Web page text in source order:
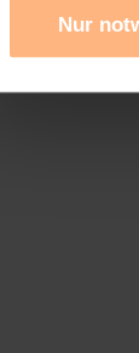
Sie können
widerrufen.
Nur